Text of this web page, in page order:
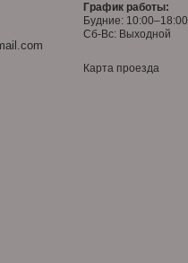
График работы:
Будние: 10:00–18:00
Сб-Вс: Выходной
Карта проезда